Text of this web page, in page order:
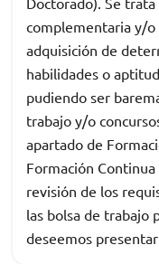
Doctorado). Se
complementaria y/o
adquisición de
habilidades o
pudiendo ser
trabajo y/o
apartado de
Formación
revisión de los
las bolsa de trabajo
deseemos